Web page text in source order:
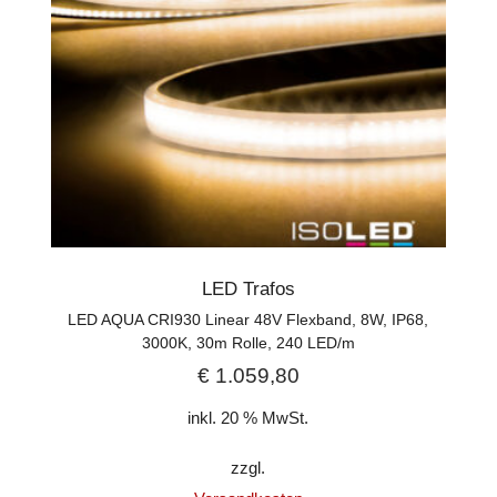
LED Trafos
LED AQUA CRI930 Linear 48V Flexband, 8W, IP68,
3000K, 30m Rolle, 240 LED/m
€1.059,80
inkl. 20 % MwSt.
zzgl.